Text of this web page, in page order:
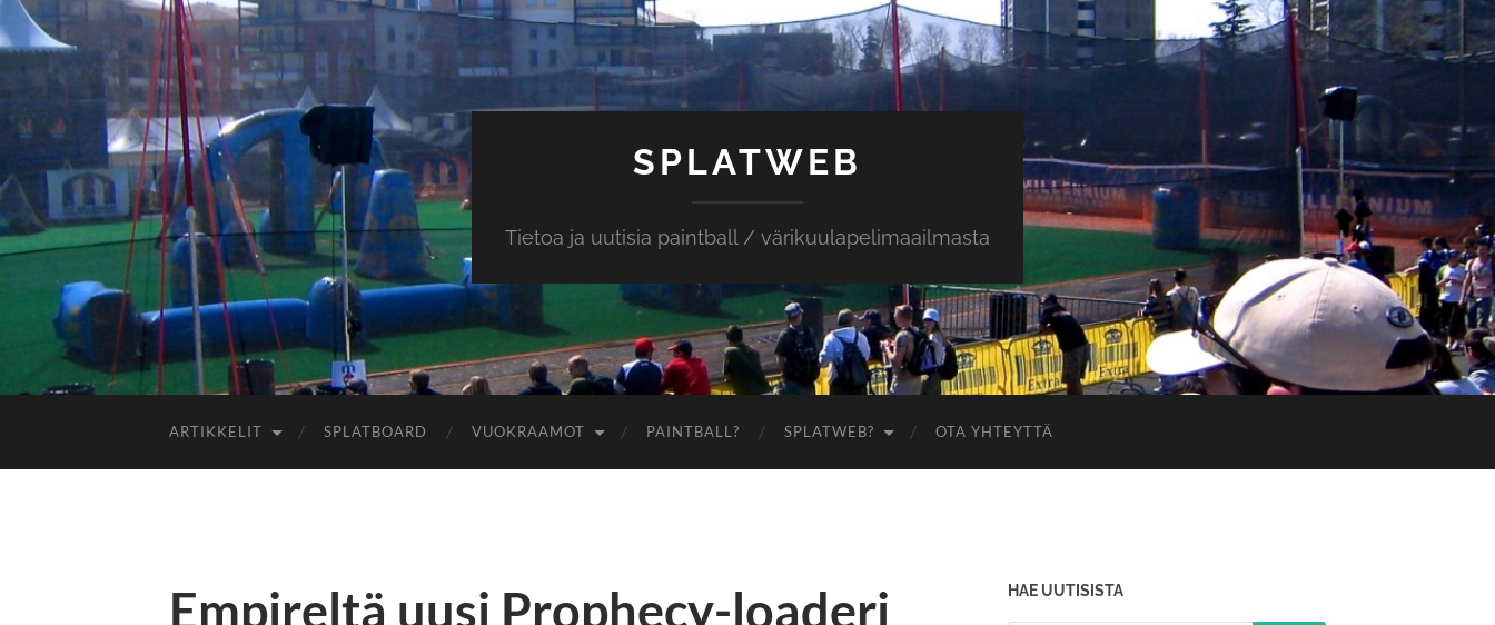
SPLATWEB
Tietoa ja uutisia paintball / värikuulapelimaailmasta
ARTIKKELIT SPLATBOARD VUOKRAAMOT PAINTBALL? SPLATWEB? OTA YHTEYTTÄ
Empireltä uusi Prophecy-loaderi HAE UUTISISTA